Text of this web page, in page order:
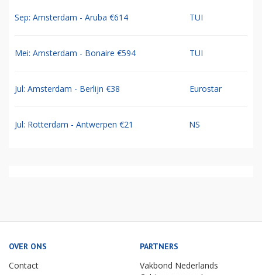
Sep: Amsterdam - Aruba €614 TUI
Mei: Amsterdam - Bonaire €594 TUI
Jul: Amsterdam - Berlijn €38 Eurostar
Jul: Rotterdam - Antwerpen €21 NS
OVER ONS
Contact
PARTNERS
Vakbond Nederlands